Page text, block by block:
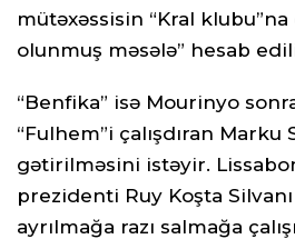
mütəxəssisin “Kral klubu”na
olunmuş məsələ” hesab
“Benfika” isə Mourinyo
“Fulhem”i çalışdıran
gətirilməsini istəyir.
prezidenti Ruy Koşta
ayrılmağa razı salmağa